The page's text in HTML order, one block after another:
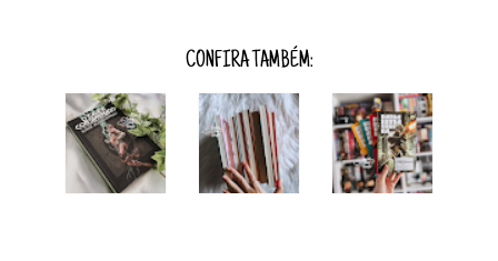
CONFIRA TAMBÉM: